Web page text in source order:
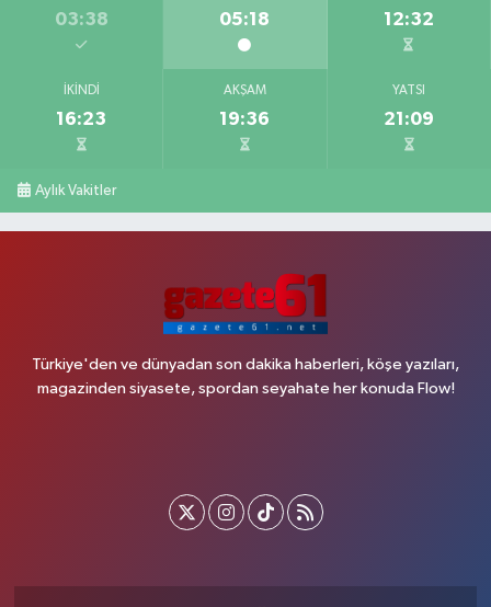
03:38 05:18 12:32
İKINDI
16:23
AKŞAM
19:36
YATSI
21:09
Aylık Vakitler
Türkiye'den ve dünyadan son dakika haberleri, köşe yazıları,
magazinden siyasete, spordan seyahate her konuda Flow!